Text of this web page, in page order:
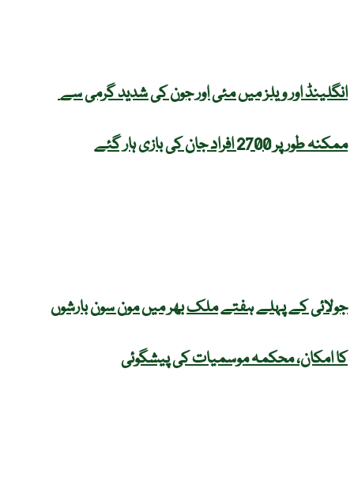
انگلینڈ اور ویلز میں مئی اور جون کی شدید گرمی سے
ممکنہ طور پر 2700 افراد جان کی بازی ہار گئے
جولائی کے پہلے ہفتے ملک بھر میں مون سون بارشوں
کا امکان، محکمہ موسمیات کی پیشگوئی